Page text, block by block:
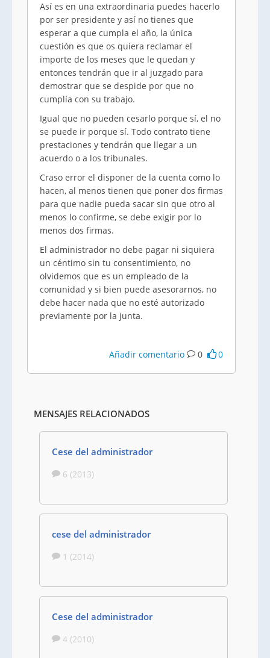
Así es en una extraordinaria puedes hacerlo
por ser presidente y así no tienes que
esperar a que cumpla el año, la única
cuestión es que os quiera reclamar el
importe de los meses que le quedan y
entonces tendrán que ir al juzgado para
demostrar que se despide por que no
cumplía con su trabajo.
Igual que no pueden cesarlo porque sí, el no
se puede ir porque sí. Todo contrato tiene
prestaciones y tendrán que llegar a un
acuerdo o a los tribunales.
Craso error el disponer de la cuenta como lo
hacen, al menos tienen que poner dos firmas
para que nadie pueda sacar sin que otro al
menos lo confirme, se debe exigir por lo
menos dos firmas.
El administrador no debe pagar ni siquiera
un céntimo sin tu consentimiento, no
olvidemos que es un empleado de la
comunidad y si bien puede asesorarnos, no
debe hacer nada que no esté autorizado
previamente por la junta.
Añadir comentario 0 0
MENSAJES RELACIONADOS
Cese del administrador
6 (2013)
cese del administrador
1 (2014)
Cese del administrador
4 (2010)